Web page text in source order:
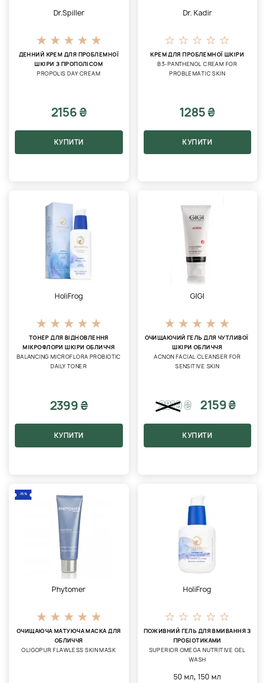
Dr.Spiller
ДЕННИЙ КРЕМ ДЛЯ ПРОБЛЕМНОЇ
ШКІРИ З ПРОПОЛІСОМ
PROPOLIS DAY CREAM
2156 ₴
КУПИТИ
Dr. Kadir
КРЕМ ДЛЯ ПРОБЛЕМНОЇ ШКІРИ
B3-PANTHENOL CREAM FOR
PROBLEMATIC SKIN
1285 ₴
КУПИТИ
HoliFrog
ТОНЕР ДЛЯ ВІДНОВЛЕННЯ
МІКРОФЛОРИ ШКІРИ ОБЛИЧЧЯ
BALANCING MICROFLORA PROBIOTIC
DAILY TONER
2399 ₴
КУПИТИ
GIGI
ОЧИЩАЮЧИЙ ГЕЛЬ ДЛЯ ЧУТЛИВОЇ ​​
ШКІРИ ОБЛИЧЧЯ
ACNON FACIAL CLEANSER FOR
SENSITIVE SKIN
2819₴ 2159 ₴
КУПИТИ
-35%
Phytomer
ОЧИЩАЮЧА МАТУЮЧА МАСКА ДЛЯ
ОБЛИЧЧЯ
OLIGOPUR FLAWLESS SKIN MASK
HoliFrog
ПОЖИВНИЙ ГЕЛЬ ДЛЯ ВМИВАННЯ З
ПРОБІОТИКАМИ
SUPERIOR OMEGA NUTRITIVE GEL
WASH
50 мл,150 мл